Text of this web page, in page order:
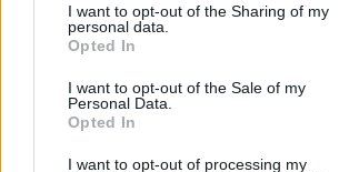
I want to opt-out of the Sharing of my
personal data.
Opted In
I want to opt-out of the Sale of my
Personal Data.
Opted In
I want to opt-out of processing my